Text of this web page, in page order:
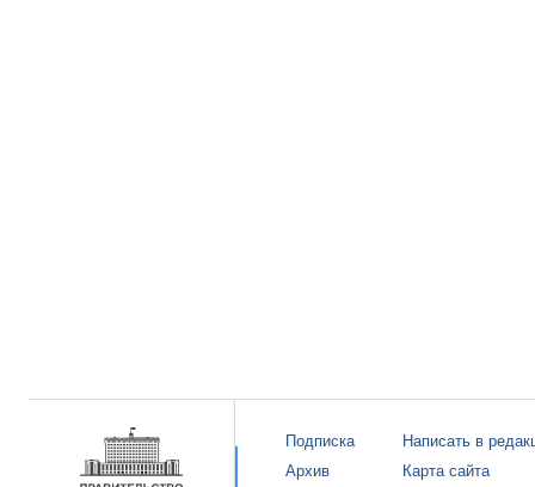
Подписка
Архив
Написать в
Карта сайта